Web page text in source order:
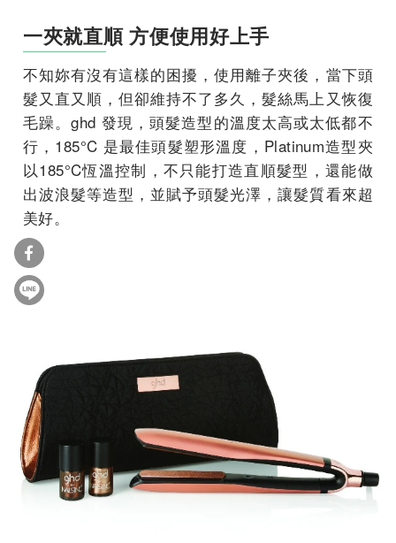
一夾就直順 方便使用好上手
不知妳有沒有這樣的困擾，使用離子夾後，當下頭
髮又直又順，但卻維持不了多久，髮絲馬上又恢復
毛躁。ghd 發現，頭髮造型的溫度太高或太低都不
行，185°C 是最佳頭髮塑形溫度，Platinum造型夾
以185°C恆溫控制，不只能打造直順髮型，還能做
出波浪髮等造型，並賦予頭髮光澤，讓髮質看來超
美好。